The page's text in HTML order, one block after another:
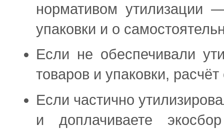
нормативом утилизации
упаковки и о
Если не обеспечивали
товаров и упаковки,
Если частично
и доплачиваете